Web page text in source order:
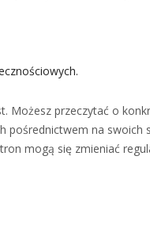
Możesz przeczytać o
pośrednictwem na swoich
mogą się zmieniać